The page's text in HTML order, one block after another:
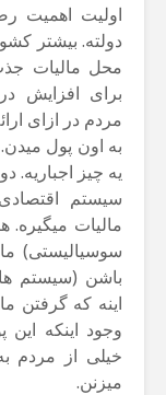
اولیت اهمیت
دولته. بیشتر
محل مالیات
برای افزایش
مردم در ازای
به اون پول
یه چیز
سیستم
مالیات
سوسیالیستی)
باشن (سیستم
اینه که گرفتن
وجود اینکه
خیلی از مردم
میزنن.